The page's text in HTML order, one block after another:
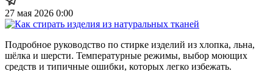
27 мая 2026 0:00
Подробное руководство по стирке изделий из хлопка, льна,
шёлка и шерсти. Температурные режимы, выбор моющих
средств и типичные ошибки, которых легко избежать.